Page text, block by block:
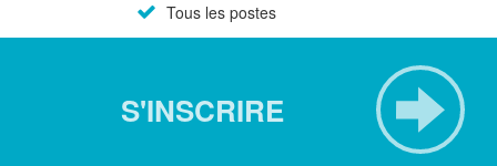
Tous les postes
S'INSCRIRE